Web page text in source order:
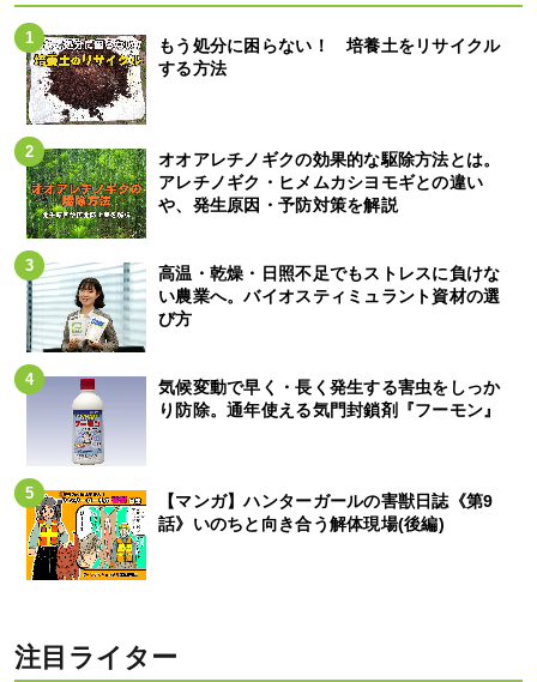
もう処分に困らない！ 培養土をリサイクル
する方法
オオアレチノギクの効果的な駆除方法とは。
アレチノギク・ヒメムカシヨモギとの違い
や、発生原因・予防対策を解説
高温・乾燥・日照不足でもストレスに負けな
い農業へ。バイオスティミュラント資材の選
び方
気候変動で早く・長く発生する害虫をしっか
り防除。通年使える気門封鎖剤『フーモン』
【マンガ】ハンターガールの害獣日誌《第9
話》いのちと向き合う解体現場(後編)
注目ライター